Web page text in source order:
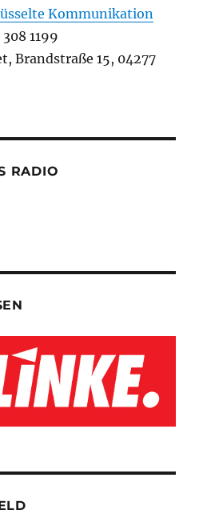
Kommunikation
1199
Brandstraße 15, 04277
RADIO